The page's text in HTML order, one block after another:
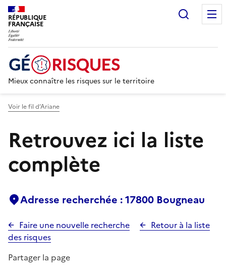
RÉPUBLIQUE
FRANÇAISE
Mieux connaître les risques sur le territoire
Voir le fil d’Ariane
Retrouvez ici la liste
complète
Adresse recherchée : 17800 Bougneau
Faire une nouvelle recherche
Retour à la liste
des risques
Partager la page